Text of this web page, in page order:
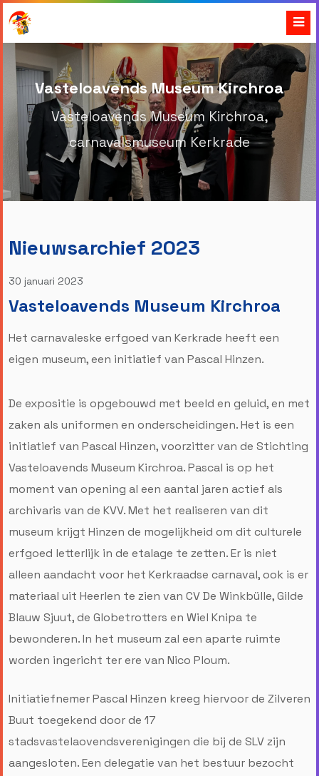
Vasteloavends Museum Kirchroa
Vasteloavends Museum Kirchroa,
carnavalsmuseum Kerkrade
Nieuwsarchief 2023
30 januari 2023
Vasteloavends Museum Kirchroa
Het carnavaleske erfgoed van Kerkrade heeft een
eigen museum, een initiatief van Pascal Hinzen.
De expositie is opgebouwd met beeld en geluid, en met
zaken als uniformen en onderscheidingen. Het is een
initiatief van Pascal Hinzen, voorzitter van de Stichting
Vasteloavends Museum Kirchroa. Pascal is op het
moment van opening al een aantal jaren actief als
archivaris van de KVV. Met het realiseren van dit
museum krijgt Hinzen de mogelijkheid om dit culturele
erfgoed letterlijk in de etalage te zetten. Er is niet
alleen aandacht voor het Kerkraadse carnaval, ook is er
materiaal uit Heerlen te zien van CV De Winkbülle, Gilde
Blauw Sjuut, de Globetrotters en Wiel Knipa te
bewonderen. In het museum zal een aparte ruimte
worden ingericht ter ere van Nico Ploum.
Initiatiefnemer Pascal Hinzen kreeg hiervoor de Zilveren
Buut toegekend door de 17
stadsvastelaovendsverenigingen die bij de SLV zijn
aangesloten. Een delegatie van het bestuur bezocht